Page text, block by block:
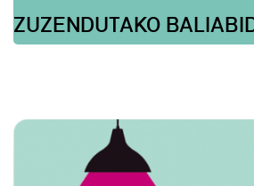
ZUZENDUTAKO